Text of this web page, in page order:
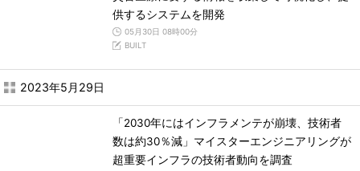
供するシステムを開発
05月30日 08時00分
BUILT
2023年5月29日
「2030年にはインフラメンテが崩壊、技術者
数は約30％減」マイスターエンジニアリングが
超重要インフラの技術者動向を調査